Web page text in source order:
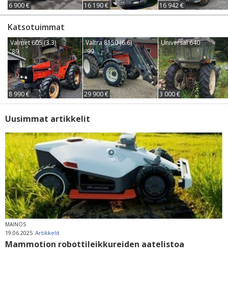
6 900 € 16 190 € 16 942 €
Katsotuimmat
Valmet 605 (3.3)
'89
8 990 €
Valtra 8150 (6.6)
'99
29 900 €
Universal 640
3 000 €
Uusimmat artikkelit
MAINOS
19.06.2025 Artikkelit
Mammotion robottileikkureiden aatelistoa